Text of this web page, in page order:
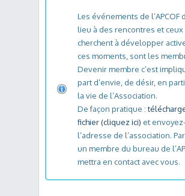
Les événements de l’APCOF
lieu à des rencontres et ceux
cherchent à développer
ces moments, sont les
Devenir membre c’est
part d’envie, de désir, en
la vie de l’Association.
De façon pratique :
fichier (cliquez ici) et
l’adresse de l’association.
un membre du bureau de
mettra en contact avec vous.